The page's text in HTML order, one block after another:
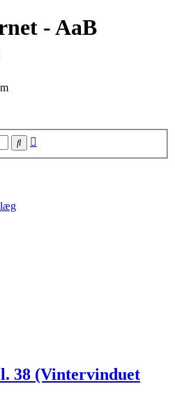
- AaB
Søg
38 (Vintervinduet